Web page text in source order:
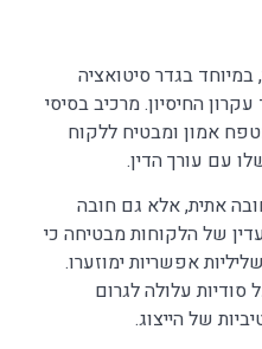
בגדר סיטואציה
החיסיון. מרכיב בסיסי
אמון ומבטיח ללקוח
עם עורך הדין.
אתית, אלא גם חובה
של הלקוחות מבטיחה כי
אפשריות ימוזערו.
עלולה לגרום
של הייצוג.